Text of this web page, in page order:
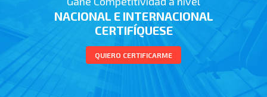
NACIONAL E INTERNACIONAL
CERTIFÍQUESE
QUIERO CERTIFICARME